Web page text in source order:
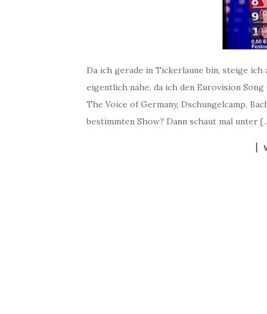
Da ich gerade in Tickerlaune bin, steige ich
eigentlich nahe, da ich den Eurovision
The Voice of Germany, Dschungelcamp,
bestimmten Show? Dann schaut mal unter